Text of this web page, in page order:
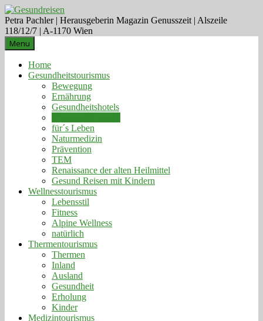
Petra Pachler | Herausgeberin Magazin Genusszeit | Alszeile
118/12/7 | A-1170 Wien
Menu
Home
Gesundheitstourismus
Bewegung
Ernährung
Gesundheitshotels
für´s Leben
Naturmedizin
Prävention
TEM
Renaissance der alten Heilmittel
Gesund Reisen mit Kindern
Wellnesstourismus
Lebensstil
Fitness
Alpine Wellness
natürlich
Thermentourismus
Thermen
Inland
Ausland
Gesundheit
Erholung
Kinder
Medizintourismus